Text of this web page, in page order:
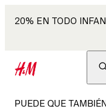
20% EN TODO
PUEDE QUE